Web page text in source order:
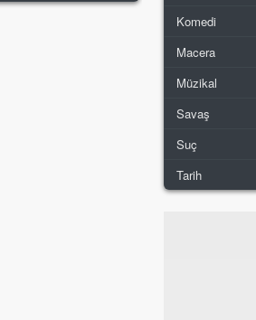
Komedi
Macera
Müzikal
Savaş
Suç
Tarih